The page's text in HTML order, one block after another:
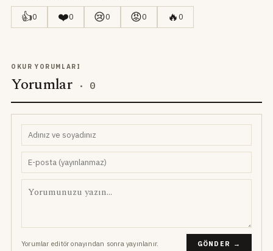
👍0 ❤️0 😢0 😡0 🔥0
OKUR YORUMLARI
Yorumlar · 0
Yorumlar editör onayından sonra yayınlanır. GÖNDER →